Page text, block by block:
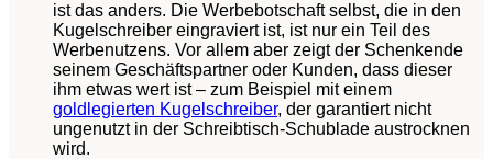
ist das anders. Die Werbebotschaft selbst, die in den
Kugelschreiber eingraviert ist, ist nur ein Teil des
Werbenutzens. Vor allem aber zeigt der Schenkende
seinem Geschäftspartner oder Kunden, dass dieser
ihm etwas wert ist – zum Beispiel mit einem
goldlegierten Kugelschreiber, der garantiert nicht
ungenutzt in der Schreibtisch-Schublade austrocknen
wird.